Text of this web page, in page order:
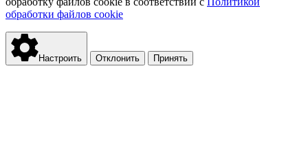
обработки файлов cookie
Настроить Отклонить Принять